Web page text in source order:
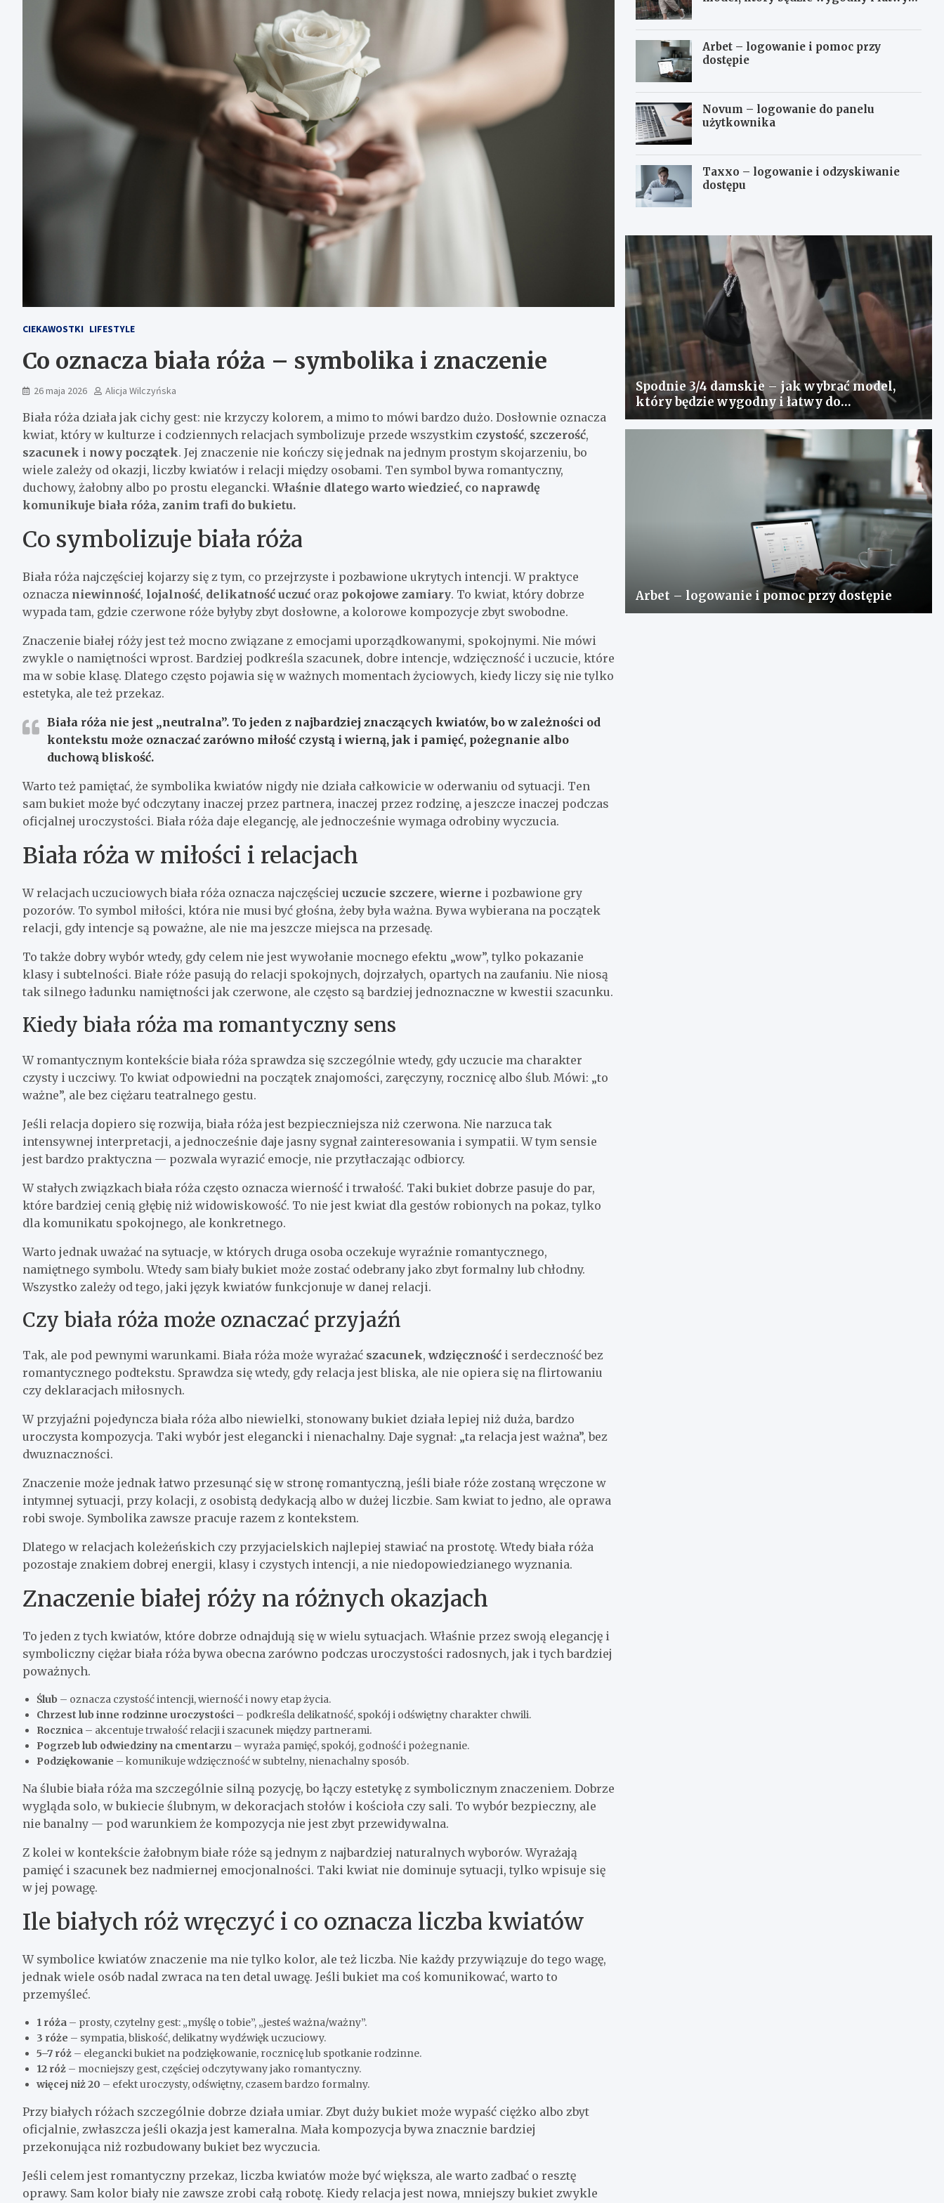
CIEKAWOSTKI LIFESTYLE
Co oznacza biała róża – symbolika i znaczenie
26 maja 2026 Alicja Wilczyńska
Biała róża działa jak cichy gest: nie krzyczy kolorem, a mimo to mówi bardzo dużo. Dosłownie oznacza
kwiat, który w kulturze i codziennych relacjach symbolizuje przede wszystkim czystość, szczerość,
szacunek i nowy początek. Jej znaczenie nie kończy się jednak na jednym prostym skojarzeniu, bo
wiele zależy od okazji, liczby kwiatów i relacji między osobami. Ten symbol bywa romantyczny,
duchowy, żałobny albo po prostu elegancki. Właśnie dlatego warto wiedzieć, co naprawdę
komunikuje biała róża, zanim trafi do bukietu.
Co symbolizuje biała róża
Biała róża najczęściej kojarzy się z tym, co przejrzyste i pozbawione ukrytych intencji. W praktyce
oznacza niewinność, lojalność, delikatność uczuć oraz pokojowe zamiary. To kwiat, który dobrze
wypada tam, gdzie czerwone róże byłyby zbyt dosłowne, a kolorowe kompozycje zbyt swobodne.
Znaczenie białej róży jest też mocno związane z emocjami uporządkowanymi, spokojnymi. Nie mówi
zwykle o namiętności wprost. Bardziej podkreśla szacunek, dobre intencje, wdzięczność i uczucie, które
ma w sobie klasę. Dlatego często pojawia się w ważnych momentach życiowych, kiedy liczy się nie tylko
estetyka, ale też przekaz.
Biała róża nie jest „neutralna”. To jeden z najbardziej znaczących kwiatów, bo w zależności od
kontekstu może oznaczać zarówno miłość czystą i wierną, jak i pamięć, pożegnanie albo
duchową bliskość.
Warto też pamiętać, że symbolika kwiatów nigdy nie działa całkowicie w oderwaniu od sytuacji. Ten
sam bukiet może być odczytany inaczej przez partnera, inaczej przez rodzinę, a jeszcze inaczej podczas
oficjalnej uroczystości. Biała róża daje elegancję, ale jednocześnie wymaga odrobiny wyczucia.
Biała róża w miłości i relacjach
W relacjach uczuciowych biała róża oznacza najczęściej uczucie szczere,wierne i pozbawione gry
pozorów. To symbol miłości, która nie musi być głośna, żeby była ważna. Bywa wybierana na początek
relacji, gdy intencje są poważne, ale nie ma jeszcze miejsca na przesadę.
To także dobry wybór wtedy, gdy celem nie jest wywołanie mocnego efektu „wow”, tylko pokazanie
klasy i subtelności. Białe róże pasują do relacji spokojnych, dojrzałych, opartych na zaufaniu. Nie niosą
tak silnego ładunku namiętności jak czerwone, ale często są bardziej jednoznaczne w kwestii szacunku.
Kiedy biała róża ma romantyczny sens
W romantycznym kontekście biała róża sprawdza się szczególnie wtedy, gdy uczucie ma charakter
czysty i uczciwy. To kwiat odpowiedni na początek znajomości, zaręczyny, rocznicę albo ślub. Mówi: „to
ważne”, ale bez ciężaru teatralnego gestu.
Jeśli relacja dopiero się rozwija, biała róża jest bezpieczniejsza niż czerwona. Nie narzuca tak
intensywnej interpretacji, a jednocześnie daje jasny sygnał zainteresowania i sympatii. W tym sensie
jest bardzo praktyczna — pozwala wyrazić emocje, nie przytłaczając odbiorcy.
W stałych związkach biała róża często oznacza wierność i trwałość. Taki bukiet dobrze pasuje do par,
które bardziej cenią głębię niż widowiskowość. To nie jest kwiat dla gestów robionych na pokaz, tylko
dla komunikatu spokojnego, ale konkretnego.
Warto jednak uważać na sytuacje, w których druga osoba oczekuje wyraźnie romantycznego,
namiętnego symbolu. Wtedy sam biały bukiet może zostać odebrany jako zbyt formalny lub chłodny.
Wszystko zależy od tego, jaki język kwiatów funkcjonuje w danej relacji.
Czy biała róża może oznaczać przyjaźń
Tak, ale pod pewnymi warunkami. Biała róża może wyrażać szacunek,wdzięczność i serdeczność bez
romantycznego podtekstu. Sprawdza się wtedy, gdy relacja jest bliska, ale nie opiera się na flirtowaniu
czy deklaracjach miłosnych.
W przyjaźni pojedyncza biała róża albo niewielki, stonowany bukiet działa lepiej niż duża, bardzo
uroczysta kompozycja. Taki wybór jest elegancki i nienachalny. Daje sygnał: „ta relacja jest ważna”, bez
dwuznaczności.
Znaczenie może jednak łatwo przesunąć się w stronę romantyczną, jeśli białe róże zostaną wręczone w
intymnej sytuacji, przy kolacji, z osobistą dedykacją albo w dużej liczbie. Sam kwiat to jedno, ale oprawa
robi swoje. Symbolika zawsze pracuje razem z kontekstem.
Dlatego w relacjach koleżeńskich czy przyjacielskich najlepiej stawiać na prostotę. Wtedy biała róża
pozostaje znakiem dobrej energii, klasy i czystych intencji, a nie niedopowiedzianego wyznania.
Znaczenie białej róży na różnych okazjach
To jeden z tych kwiatów, które dobrze odnajdują się w wielu sytuacjach. Właśnie przez swoją elegancję i
symboliczny ciężar biała róża bywa obecna zarówno podczas uroczystości radosnych, jak i tych bardziej
poważnych.
Ślub – oznacza czystość intencji, wierność i nowy etap życia.
Chrzest lub inne rodzinne uroczystości – podkreśla delikatność, spokój i odświętny charakter chwili.
Rocznica – akcentuje trwałość relacji i szacunek między partnerami.
Pogrzeb lub odwiedziny na cmentarzu – wyraża pamięć, spokój, godność i pożegnanie.
Podziękowanie – komunikuje wdzięczność w subtelny, nienachalny sposób.
Na ślubie biała róża ma szczególnie silną pozycję, bo łączy estetykę z symbolicznym znaczeniem. Dobrze
wygląda solo, w bukiecie ślubnym, w dekoracjach stołów i kościoła czy sali. To wybór bezpieczny, ale
nie banalny — pod warunkiem że kompozycja nie jest zbyt przewidywalna.
Z kolei w kontekście żałobnym białe róże są jednym z najbardziej naturalnych wyborów. Wyrażają
pamięć i szacunek bez nadmiernej emocjonalności. Taki kwiat nie dominuje sytuacji, tylko wpisuje się
w jej powagę.
Ile białych róż wręczyć i co oznacza liczba kwiatów
W symbolice kwiatów znaczenie ma nie tylko kolor, ale też liczba. Nie każdy przywiązuje do tego wagę,
jednak wiele osób nadal zwraca na ten detal uwagę. Jeśli bukiet ma coś komunikować, warto to
przemyśleć.
1 róża – prosty, czytelny gest: „myślę o tobie”, „jesteś ważna/ważny”.
3 róże – sympatia, bliskość, delikatny wydźwięk uczuciowy.
5–7 róż – elegancki bukiet na podziękowanie, rocznicę lub spotkanie rodzinne.
12 róż – mocniejszy gest, częściej odczytywany jako romantyczny.
więcej niż 20 – efekt uroczysty, odświętny, czasem bardzo formalny.
Przy białych różach szczególnie dobrze działa umiar. Zbyt duży bukiet może wypaść ciężko albo zbyt
oficjalnie, zwłaszcza jeśli okazja jest kameralna. Mała kompozycja bywa znacznie bardziej
przekonująca niż rozbudowany bukiet bez wyczucia.
Jeśli celem jest romantyczny przekaz, liczba kwiatów może być większa, ale warto zadbać o resztę
oprawy. Sam kolor biały nie zawsze zrobi całą robotę. Kiedy relacja jest nowa, mniejszy bukiet zwykle
Arbet – logowanie i pomoc przy
dostępie
Novum – logowanie do panelu
użytkownika
Taxxo – logowanie i odzyskiwanie
dostępu
Spodnie 3/4 damskie – jak wybrać model,
który będzie wygodny i łatwy do
stylizowania?
Arbet – logowanie i pomoc przy dostępie